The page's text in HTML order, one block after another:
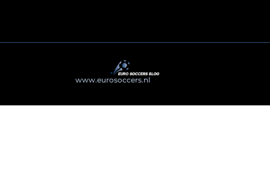
www.eurosoccers.nl. All Right Reserved.